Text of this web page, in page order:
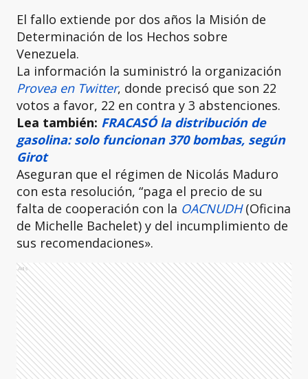
El fallo extiende por dos años la Misión de
Determinación de los Hechos sobre
Venezuela.
La información la suministró la organización
Provea en Twitter, donde precisó que son 22
votos a favor, 22 en contra y 3 abstenciones.
Lea también: FRACASÓ la distribución de
gasolina: solo funcionan 370 bombas, según
Girot
Aseguran que el régimen de Nicolás Maduro
con esta resolución, “paga el precio de su
falta de cooperación con la OACNUDH(Oficina
de Michelle Bachelet) y del incumplimiento de
sus recomendaciones».
Ads